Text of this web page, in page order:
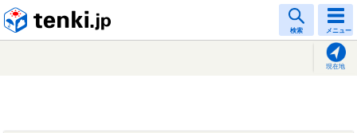
検索 メニュー
現在地